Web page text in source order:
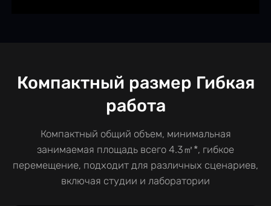
Компактный размер Гибкая
работа
Компактный общий объем, минимальная
занимаемая площадь всего 4.3㎡*, гибкое
перемещение, подходит для различных сценариев,
включая студии и лаборатории